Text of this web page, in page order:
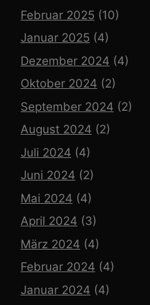
Februar 2025 (10)
Januar 2025 (4)
Dezember 2024 (4)
Oktober 2024 (2)
September 2024 (2)
August 2024 (2)
Juli 2024 (4)
Juni 2024 (2)
Mai 2024 (4)
April 2024 (3)
März 2024 (4)
Februar 2024 (4)
Januar 2024 (4)